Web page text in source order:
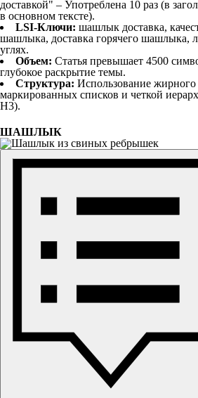
доставкой" – Употреблена 10 раз (в
в основном тексте).
LSI-Ключи: шашлык доставка,
шашлыка, доставка горячего
углях.
Объем: Статья превышает 4500
глубокое раскрытие темы.
Структура: Использование
маркированных списков и четкой
H3).
ШАШЛЫК